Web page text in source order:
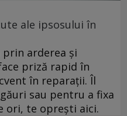
ale ipsosului în
arderea și
priză rapid în
în reparații. Îl
sau pentru a fixa
ori, te oprești aici.